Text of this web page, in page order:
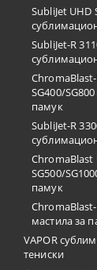
SubliJet UHD
SubliJet-R
SG400/
памук
SubliJet-R
ChromaBlast
SG500/
памук
мастила за
VAPOR
тениски